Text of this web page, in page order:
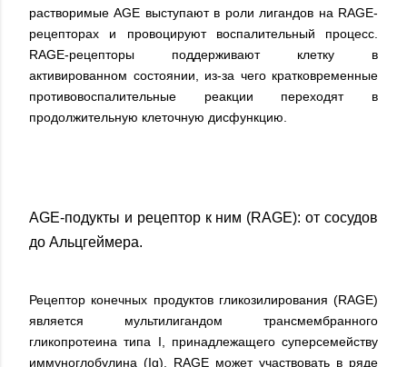
растворимые AGE выступают в роли лигандов на RAGE-
рецепторах и провоцируют воспалительный процесс.
RAGE-рецепторы поддерживают клетку в
активированном состоянии, из-за чего кратковременные
противовоспалительные реакции переходят в
продолжительную клеточную дисфункцию.
АGE-подукты и рецептор к ним (RAGE): от сосудов
до Альцгеймера.
Рецептор конечных продуктов гликозилирования (RAGE)
является мультилигандом трансмембранного
гликопротеина типа I, принадлежащего суперсемейству
иммуноглобулина (Ig). RAGE может участвовать в ряде